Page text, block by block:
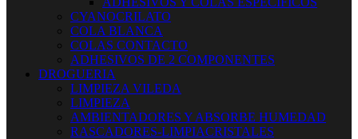
CYANOCRILATO
COLA BLANCA
COLAS CONTACTO
ADHESIVOS DE 2 COMPONENTES
DROGUERIA
LIMPIEZA VILEDA
LIMPIEZA
AMBIENTADORES Y ABSORBE HUMEDAD
RASCADORES-LIMPIACRISTALES